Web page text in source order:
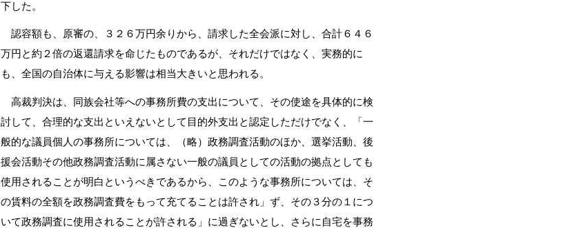
下した。
認容額も、原審の、３２６万円余りから、請求した全会派に対し、合計６４６
万円と約２倍の返還請求を命じたものであるが、それだけではなく、実務的に
も、全国の自治体に与える影響は相当大きいと思われる。
高裁判決は、同族会社等への事務所費の支出について、その使途を具体的に検
討して、合理的な支出といえないとして目的外支出と認定しただけでなく、「一
般的な議員個人の事務所については、（略）政務調査活動のほか、選挙活動、後
援会活動その他政務調査活動に属さない一般の議員としての活動の拠点としても
使用されることが明白というべきであるから、このような事務所については、そ
の賃料の全額を政務調査費をもって充てることは許され」ず、その３分の１につ
いて政務調査に使用されることが許される」に過ぎないとし、さらに自宅を事務